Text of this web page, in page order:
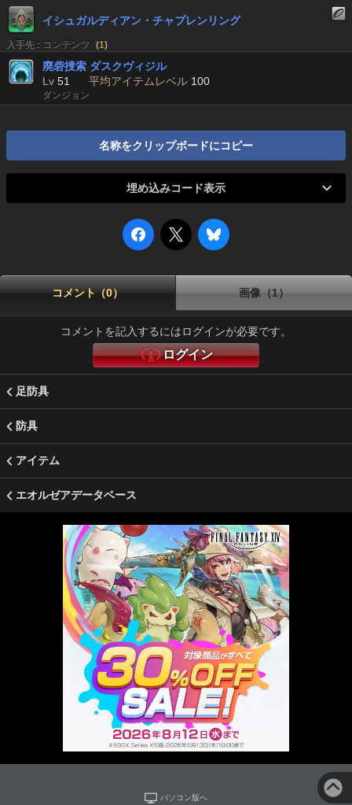
イシュガルディアン・チャプレンリング
入手先 : コンテンツ (1)
廃砦捜索 ダスクヴィジル
Lv 51 平均アイテムレベル 100
ダンジョン
名称をクリップボードにコピー
埋め込みコード表示
コメント（0） 画像（1）
コメントを記入するにはログインが必要です。
ログイン
足防具
防具
アイテム
エオルゼアデータベース
パソコン版へ